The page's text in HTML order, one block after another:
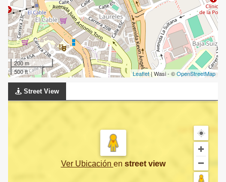
200 m
500 ft
Leaflet| Wasi - ©OpenStreetMap
Street View
Ver Ubicación en street view